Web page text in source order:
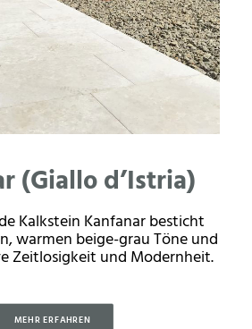
(Giallo d’Istria)
Kalkstein Kanfanar besticht
warmen beige-grau Töne und
Zeitlosigkeit und Modernheit.
MEHR ERFAHREN